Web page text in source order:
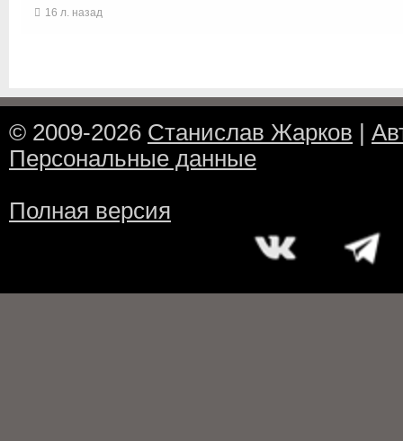
16 л. назад
© 2009-2026 Станислав Жарков
Персональные данные
Полная версия